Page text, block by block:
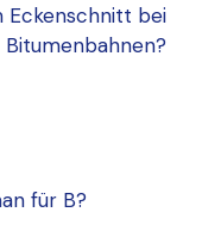
Eckenschnitt bei
Bitumenbahnen?
für B?